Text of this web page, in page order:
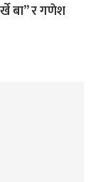
बा” र गणेश